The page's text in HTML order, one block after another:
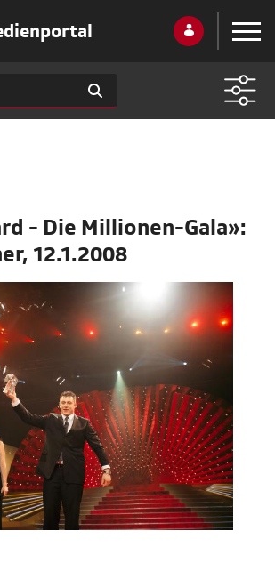
- Die Millionen-Gala»:
12.1.2008